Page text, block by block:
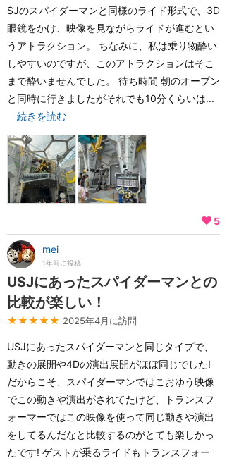
SJのスパイダーマンと同様のライド形式で、3D
眼鏡をかけ、映像を見ながらライドが進むとい
うアトラクション。 ちなみに、私は乗り物酔い
しやすいのですが、このアトラクションはそこ
まで酔いませんでした。 待ち時間 朝のオープン
と同時に行きましたがそれでも10分くらいは...
続きを読む
5
mei
1年前に投稿
USJにあったスパイダーマンとの
比較が楽しい！
★★★★★ 2025年4月に訪問
USJにあったスパイダーマンと同じタイプで、
動きの展開や4Dの演出展開がほぼ同じでした!
だからこそ、スパイダーマンではこおゆう映像
でこの動きや演出がされてたけど、トランスフ
ォーマーではこの映像を使って同じ動きや演出
をしてるんだなと比較するのがとても楽しかっ
たです! ゲストが乗るライドもトランスフォー